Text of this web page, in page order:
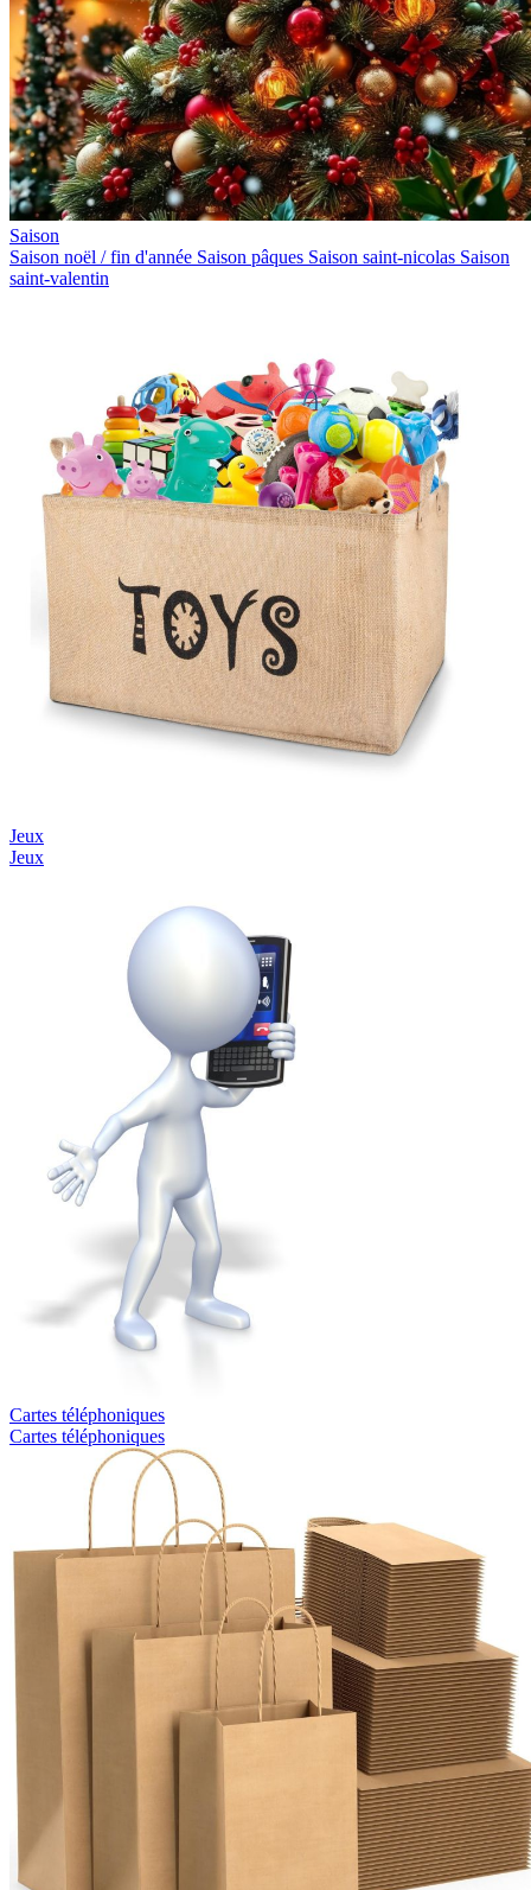
Saison
Saison noël / fin d'année Saison pâques Saison saint-nicolas Saison
saint-valentin
Jeux
Jeux
Cartes téléphoniques
Cartes téléphoniques